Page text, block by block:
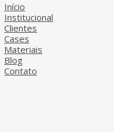
Início
Institucional
Clientes
Cases
Materiais
Blog
Contato